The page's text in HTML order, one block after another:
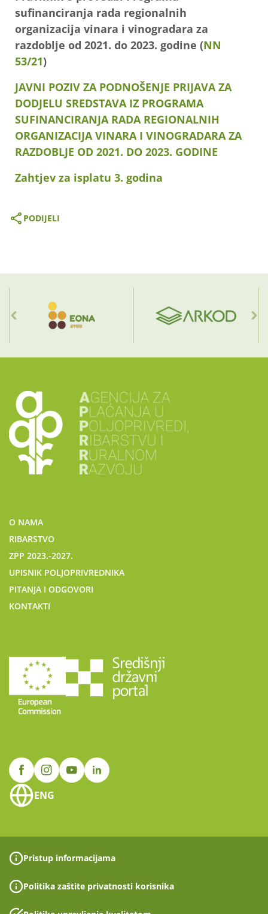
sufinanciranja rada regionalnih
organizacija vinara i vinogradara za
razdoblje od 2021. do 2023. godine (NN
53/21)
JAVNI POZIV ZA PODNOŠENJE PRIJAVA ZA
DODJELU SREDSTAVA IZ PROGRAMA
SUFINANCIRANJA RADA REGIONALNIH
ORGANIZACIJA VINARA I VINOGRADARAZA
RAZDOBLJE OD 2021. DO 2023. GODINE
Zahtjev za isplatu 3. godina
PODIJELI
O NAMA
RIBARSTVO
ZPP 2023.-2027.
UPISNIK POLJOPRIVREDNIKA
PITANJA I ODGOVORI
KONTAKTI
ENG
Pristup informacijama
Politika zaštite privatnosti korisnika